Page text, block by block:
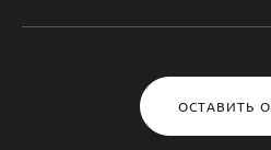
ОСТАВИТЬ